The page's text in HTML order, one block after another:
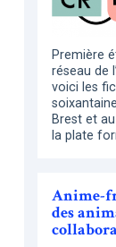
Première
réseau de
voici les
Brest et
la plate
Anime-
des